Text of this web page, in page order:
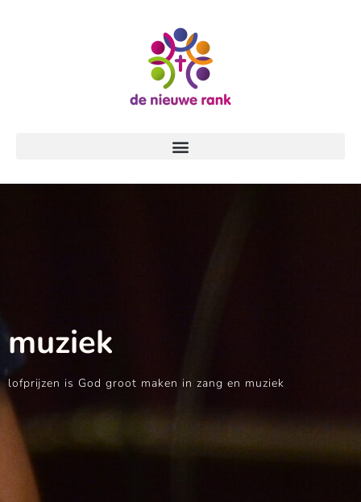
muziek
lofprijzen is God groot maken in zang en muziek